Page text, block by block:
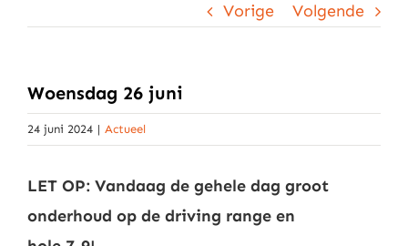
Lessen
Arrangementen
Activiteitenkalender
Cursusaanbod
Vorige Volgende
Woensdag 26 juni
24 juni 2024 | Actueel
LET OP: Vandaag de gehele dag groot
onderhoud op de driving range en